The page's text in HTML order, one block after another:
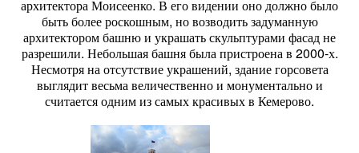
архитектора Моисеенко. В его видении оно должно было
быть более роскошным, но возводить задуманную
архитектором башню и украшать скульптурами фасад не
разрешили. Небольшая башня была пристроена в 2000-х.
Несмотря на отсутствие украшений, здание горсовета
выглядит весьма величественно и монументально и
считается одним из самых красивых в Кемерово.